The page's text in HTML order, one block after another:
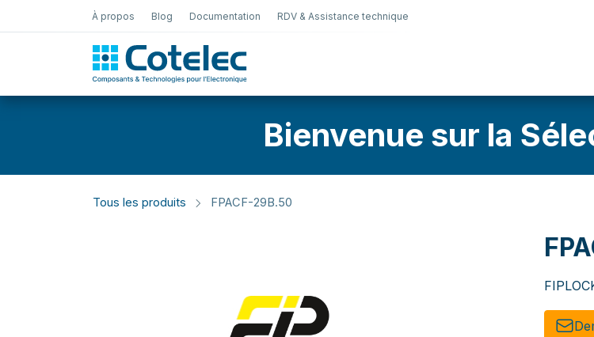
À propos Blog Documentation RDV & Assistance technique
Bienvenue sur la
Tous les produits FPACF-29B.50